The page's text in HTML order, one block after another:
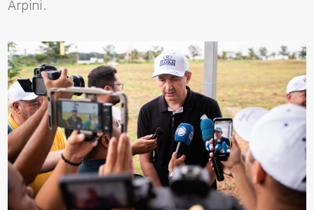
Arpini.